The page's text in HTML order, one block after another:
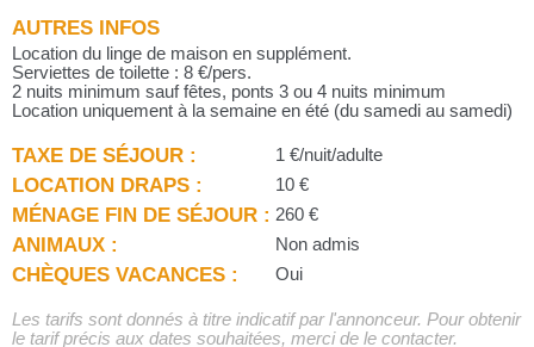
AUTRES INFOS
Location du linge de maison en supplément.
Serviettes de toilette : 8 €/pers.
2 nuits minimum sauf fêtes, ponts 3 ou 4 nuits minimum
Location uniquement à la semaine en été (du samedi au samedi)
TAXE DE SÉJOUR : 1 €/nuit/adulte
LOCATION DRAPS : 10 €
MÉNAGE FIN DE SÉJOUR : 260 €
ANIMAUX : Non admis
CHÈQUES VACANCES : Oui
Les tarifs sont donnés à titre indicatif par l'annonceur. Pour obtenir
le tarif précis aux dates souhaitées, merci de le contacter.